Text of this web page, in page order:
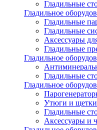
Гладильные
Гладильное
Гладильные
Гладильные
Аксессуары
Гладильные
Гладильное
Гладильные
Гладильное
Утюги и
Гладильные
Аксессуары и